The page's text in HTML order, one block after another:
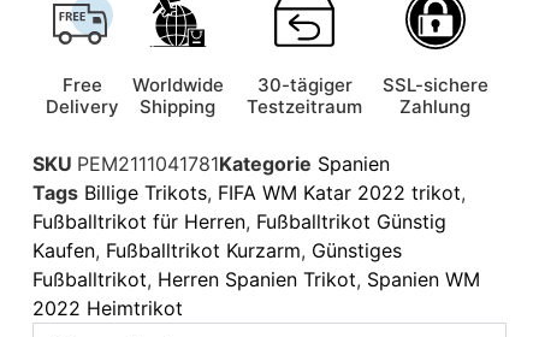
Free
Delivery
Worldwide
Shipping
30-tägiger
Testzeitraum
SSL-sichere
Zahlung
SKU PEM2111041781Kategorie Spanien
Tags Billige Trikots, FIFA WM Katar 2022 trikot,
Fußballtrikot für Herren, Fußballtrikot Günstig
Kaufen, Fußballtrikot Kurzarm, Günstiges
Fußballtrikot, Herren Spanien Trikot, Spanien WM
2022 Heimtrikot